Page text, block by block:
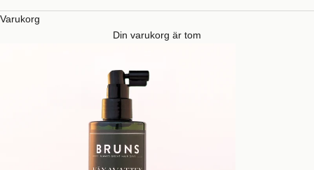
Varukorg
Din varukorg är tom